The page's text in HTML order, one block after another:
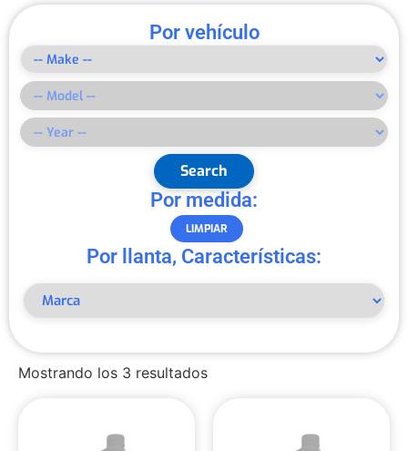
Por vehículo
Search
Por medida:
LIMPIAR
Por llanta, Características:
Mostrando los 3 resultados